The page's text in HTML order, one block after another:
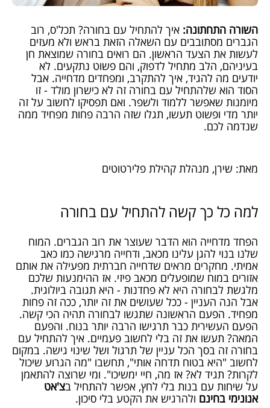
השורה התחתונה: איך להתחיל עם בחורה? תכל'ס, רוב
הגברים מסתובבים עם השאלה הזאת בראש ולא מעזים
לעשות את הצעד הראשון. הם רואים בחורה שמוצאת חן
בעיניהם, הלב מתחיל לדפוק, והם פשוט נתקעים. לא
יודעים מה להגיד, איך להתקרב, ומפחדים מדחייה. אבל
הסוד הוא שלהתחיל עם בחורה זה לא כישרון מולד - זו
מיומנות שאפשר ללמוד ולשפר. ואם תפסיקו לחשוב על זה
יותר מדי ופשוט תעשו, תגלו שזה הרבה פחות מפחיד ממה
שנדמה לכם.
מאת: שירן, מנהלת קהילת פלירטוטים
למה כל כך קשה להתחיל עם בחורה
הפחד מדחייה הוא הדבר שעוצר את רוב הגברים. המוח
שלנו בנוי להגן עלינו מכאב, ודחייה מרגישה כמו כאב
אמיתי. מחקרים מראים שדחייה חברתית מפעילה את אותם
אזורים במוח שמופעלים מכאב פיזי. אז ההימנעות שלכם
מלגשת לבחורה היא לא פחדנות - היא תגובה ביולוגית.
אבל הנה העניין - ככל שעושים את זה יותר, ככה זה פחות
מפחיד. הפעם הראשונה שתגשו לבחורה תהיה הכי קשה.
הפעם העשירית כבר תרגישו הרבה יותר בנוח. והפעם
המאה? תעשו את זה בלי לחשוב פעמיים. איך להתחיל עם
בחורה זה בסך הכל עניין של תרגול ושל שינוי גישה. במקום
לחשוב "היא בטוח תדחה אותי", תחשבו "מה הגרוע שיכול
לקרות? תגיד לא? אז מה, חיי ימשיכו". ומי שרוצה להתאמן
על שיחות עם בנות בלי לחץ, אפשר להתחיל בצ'אט
אנונימי בחינם ולהרגיש את הקטע בלי סיכון.